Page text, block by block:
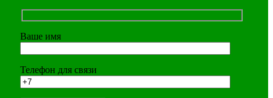
Ваше имя
Телефон для связи